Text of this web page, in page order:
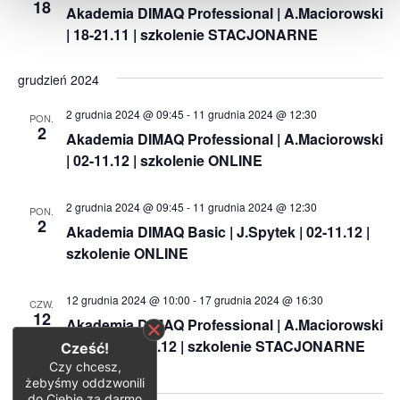
18
Akademia DIMAQ Professional | A.Maciorowski
| 18-21.11 | szkolenie STACJONARNE
grudzień 2024
PON.
2
Akademia DIMAQ Professional | A.Maciorowski
| 02-11.12 | szkolenie ONLINE
2 grudnia 2024 @ 09:45 - 11 grudnia 2024 @ 12:30
PON.
2
Akademia DIMAQ Basic | J.Spytek | 02-11.12 |
szkolenie ONLINE
2 grudnia 2024 @ 09:45 - 11 grudnia 2024 @ 12:30
CZW.
12
Akademia DIMAQ Professional | A.Maciorowski
| 12-13 i 16-17.12 | szkolenie STACJONARNE
12 grudnia 2024 @ 10:00 - 17 grudnia 2024 @ 16:30
Cześć!
Czy chcesz,
żebyśmy oddzwonili